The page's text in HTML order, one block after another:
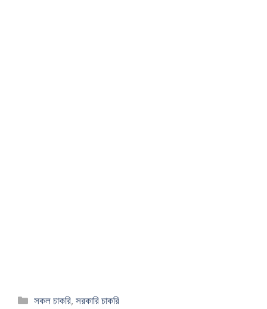
Categories
সকল চাকরি,সরকারি চাকরি